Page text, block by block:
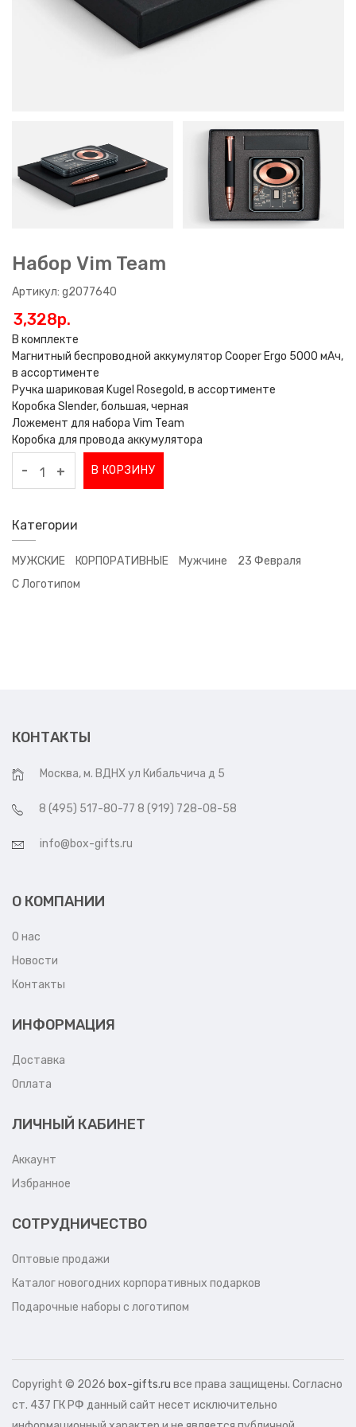
Набор Vim Team
Артикул: g2077640
3,328p.
В комплекте
Магнитный беспроводной аккумулятор Cooper Ergo 5000 мАч,
в ассортименте
Ручка шариковая Kugel Rosegold, в ассортименте
Коробка Slender, большая, черная
Ложемент для набора Vim Team
Коробка для провода аккумулятора
- + В КОРЗИНУ
Категории
МУЖСКИЕ КОРПОРАТИВНЫЕ Мужчине
23 Февраля
С Логотипом
КОНТАКТЫ
Москва, м. ВДНХ ул Кибальчича д 5
8 (495) 517-80-77 8 (919) 728-08-58
info@box-gifts.ru
О КОМПАНИИ
О нас
Новости
Контакты
ИНФОРМАЦИЯ
Доставка
Оплата
ЛИЧНЫЙ КАБИНЕТ
Аккаунт
Избранное
СОТРУДНИЧЕСТВО
Оптовые продажи
Каталог новогодних корпоративных подарков
Подарочные наборы с логотипом
Copyright © 2026 box-gifts.ru все права защищены. Согласно
ст. 437 ГК РФ данный сайт несет исключительно